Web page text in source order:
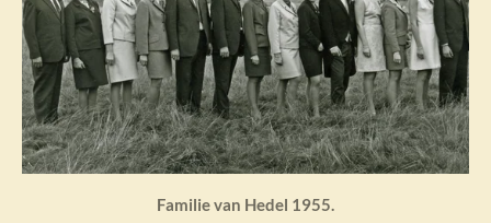
Familie van Hedel 1955.